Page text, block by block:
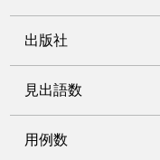
出版社
見出語数
用例数